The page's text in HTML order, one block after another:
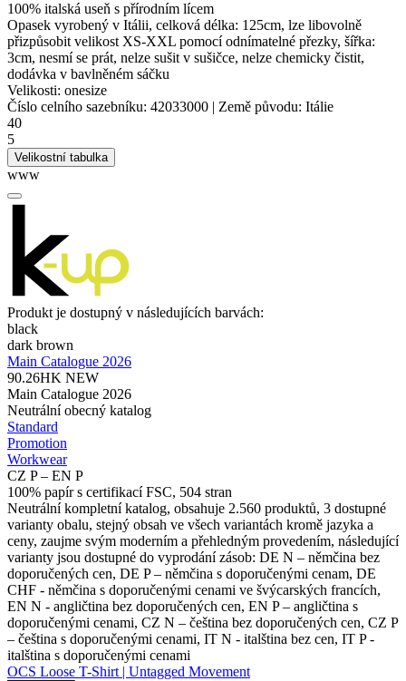
100% italská useň s přírodním lícem
Opasek vyrobený v Itálii, celková délka: 125cm, lze libovolně
přizpůsobit velikost XS-XXL pomocí odnímatelné přezky, šířka:
3cm, nesmí se prát, nelze sušit v sušičce, nelze chemicky čistit,
dodávka v bavlněném sáčku
Velikosti: onesize
Číslo celního sazebníku: 42033000 | Země původu: Itálie
40
5
Velikostní tabulka
www
Produkt je dostupný v následujících barvách:
black
dark brown
Main Catalogue 2026
90.26HK NEW
Main Catalogue 2026
Neutrální obecný katalog
Standard
Promotion
Workwear
CZ P – EN P
100% papír s certifikací FSC, 504 stran
Neutrální kompletní katalog, obsahuje 2.560 produktů, 3 dostupné
varianty obalu, stejný obsah ve všech variantách kromě jazyka a
ceny, zaujme svým moderním a přehledným provedením, následující
varianty jsou dostupné do vyprodání zásob: DE N – němčina bez
doporučených cen, DE P – němčina s doporučenými cenam, DE
CHF - němčina s doporučenými cenami ve švýcarských francích,
EN N - angličtina bez doporučených cen, EN P – angličtina s
doporučenými cenami, CZ N – čeština bez doporučených cen, CZ P
– čeština s doporučenými cenami, IT N - italština bez cen, IT P -
italština s doporučenými cenami
OCS Loose T-Shirt | Untagged Movement